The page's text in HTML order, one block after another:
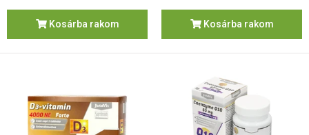
Kosárba rakom Kosárba rakom